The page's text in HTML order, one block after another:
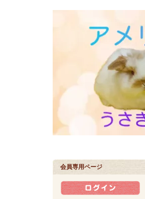
会員専用ページ